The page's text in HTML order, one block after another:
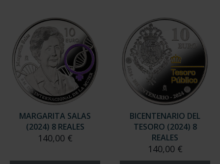
MARGARITA SALAS
(2024) 8 REALES
140,00 €
BICENTENARIO DEL
TESORO (2024) 8
REALES
140,00 €